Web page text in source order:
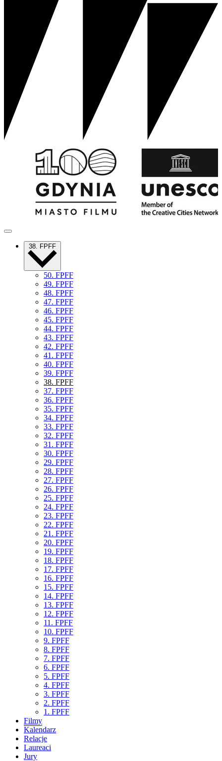
38. FPFF
50. FPFF
49. FPFF
48. FPFF
47. FPFF
46. FPFF
45. FPFF
44. FPFF
43. FPFF
42. FPFF
41. FPFF
40. FPFF
39. FPFF
38. FPFF
37. FPFF
36. FPFF
35. FPFF
34. FPFF
33. FPFF
32. FPFF
31. FPFF
30. FPFF
29. FPFF
28. FPFF
27. FPFF
26. FPFF
25. FPFF
24. FPFF
23. FPFF
22. FPFF
21. FPFF
20. FPFF
19. FPFF
18. FPFF
17. FPFF
16. FPFF
15. FPFF
14. FPFF
13. FPFF
12. FPFF
11. FPFF
10. FPFF
9. FPFF
8. FPFF
7. FPFF
6. FPFF
5. FPFF
4. FPFF
3. FPFF
2. FPFF
1. FPFF
Filmy
Kalendarz
Relacje
Laureaci
Jury